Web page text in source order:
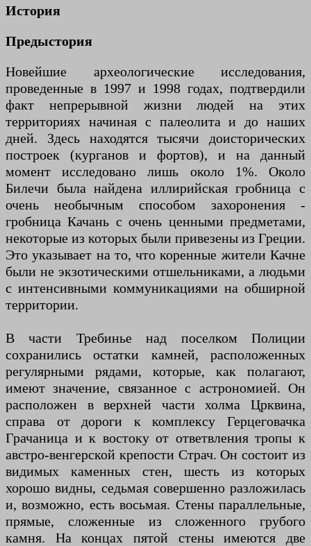
История
Предыстория
Новейшие археологические исследования,
проведенные в 1997 и 1998 годах, подтвердили
факт непрерывной жизни людей на этих
территориях начиная с палеолита и до наших
дней. Здесь находятся тысячи доисторических
построек (курганов и фортов), и на данный
момент исследовано лишь около 1%. Около
Билечи была найдена иллирийская гробница с
очень необычным способом захоронения -
гробница Качань с очень ценными предметами,
некоторые из которых были привезены из Греции.
Это указывает на то, что коренные жители Качне
были не экзотическими отшельниками, а людьми
с интенсивными коммуникациями на обширной
территории.
В части Требинье над поселком Полиции
сохранились остатки камней, расположенных
регулярными рядами, которые, как полагают,
имеют значение, связанное с астрономией. Он
расположен в верхней части холма Црквина,
справа от дороги к комплексу Герцеговачка
Грачаница и к востоку от ответвления тропы к
австро-венгерской крепости Страч. Он состоит из
видимых каменных стен, шесть из которых
хорошо видны, седьмая совершенно разложилась
и, возможно, есть восьмая. Стены параллельные,
прямые, сложенные из сложенного грубого
камня. На концах пятой стены имеются две